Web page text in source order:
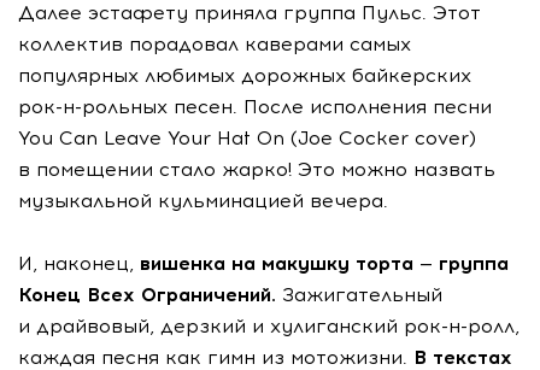
Далее эстафету приняла группа Пульс. Этот
коллектив порадовал каверами самых
популярных любимых дорожных байкерских
рок-н-рольных песен. После исполнения песни
You Can Leave Your Hat On (Joe Cocker cover)
в помещении стало жарко! Это можно назвать
музыкальной кульминацией вечера.
И, наконец, вишенка на макушку торта — группа
Конец Всех Ограничений. Зажигательный
и драйвовый, дерзкий и хулиганский рок-н-ролл,
каждая песня как гимн из мотожизни. В текстах